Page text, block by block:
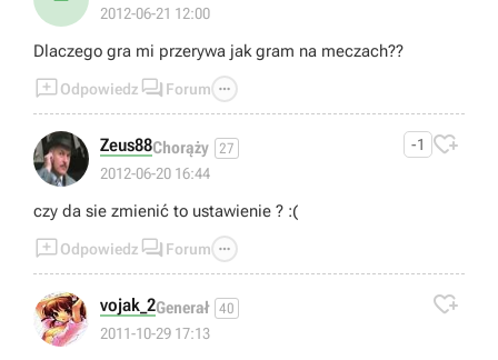
2012-06-21 12:00
Dlaczego gra mi przerywa jak gram na meczach??
Odpowiedz  Forum 
Zeus88Chorąży 27
2012-06-20 16:44
-1 
czy da sie zmienić to ustawienie ? :(
Odpowiedz  Forum 
vojak_2Generał 40
2011-10-29 17:13
